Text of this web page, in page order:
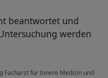
beantwortet und
werden
Facharzt für Innere Medizin und